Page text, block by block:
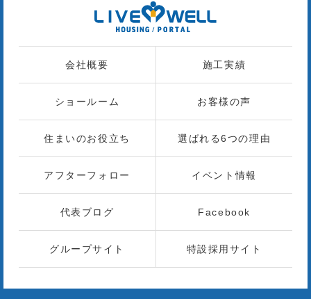
会社概要 施工実績
ショールーム お客様の声
住まいのお役立ち 選ばれる6つの理由
アフターフォロー イベント情報
代表ブログ Facebook
グループサイト 特設採用サイト